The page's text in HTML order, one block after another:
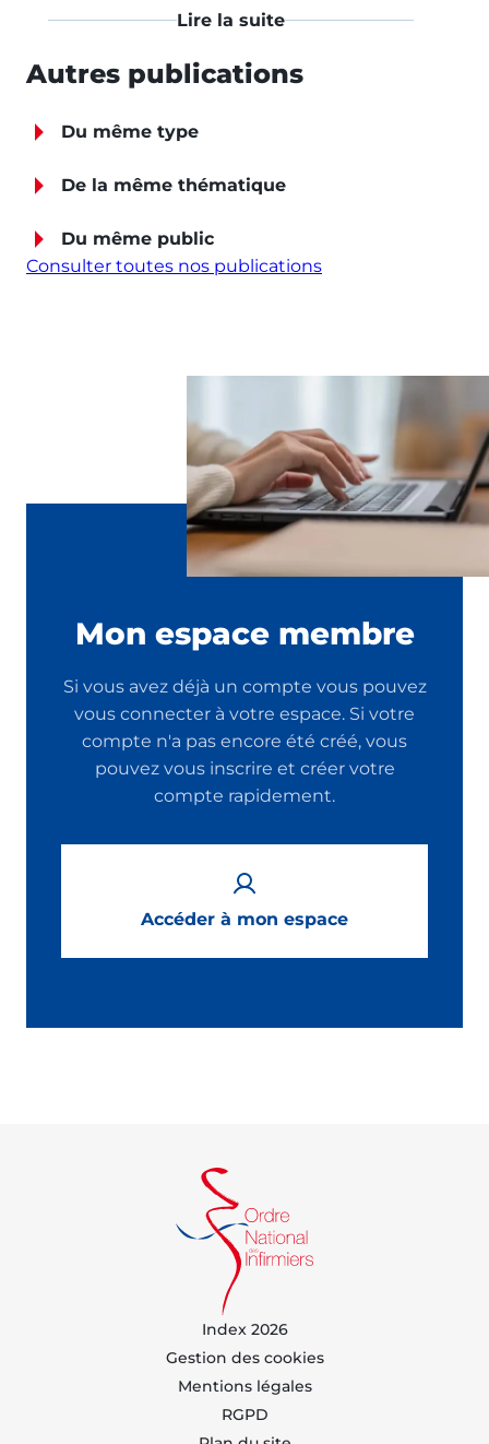
Lire la suite
Autres publications
Du même type
De la même thématique
Du même public
Consulter toutes nos publications
Mon espace membre
Si vous avez déjà un compte vous pouvez
vous connecter à votre espace. Si votre
compte n'a pas encore été créé, vous
pouvez vous inscrire et créer votre
compte rapidement.
Accéder à mon espace
Index 2026
Gestion des cookies
Mentions légales
RGPD